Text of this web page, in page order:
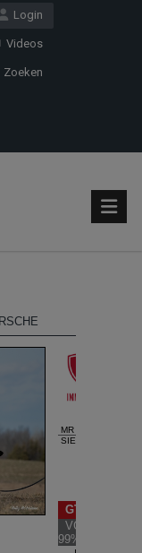
Login
Videos
Zoeken